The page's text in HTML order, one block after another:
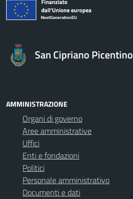
San Cipriano Picentino
AMMINISTRAZIONE
Organi di governo
Aree amministrative
Uffici
Enti e fondazioni
Politici
Personale amministrativo
Documenti e dati